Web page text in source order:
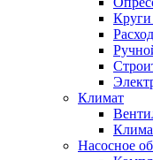
Круги
Климат
Насосное